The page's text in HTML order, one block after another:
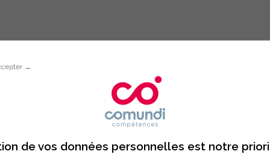
→
de vos données personnelles est notre
Inscription à la formation
DE COMMUNICATION